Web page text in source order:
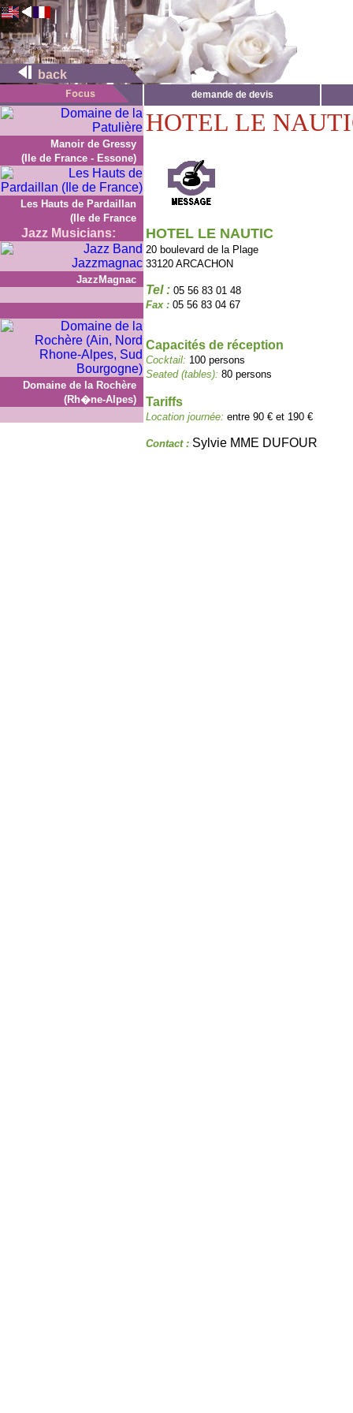
back
demande de devis
Manoir de Gressy
(Ile de France - Essone)
Les Hauts de Pardaillan
(Ile de France
Jazz Musicians:
JazzMagnac
Domaine de la Rochère
(Rh�ne-Alpes)
HOTEL LE
HOTEL LE NAUTIC
20 boulevard de la Plage
33120 ARCACHON
Tel : 05 56 83 01 48
Fax : 05 56 83 04 67
Capacités de réception
Cocktail: 100 persons
Seated (tables): 80 persons
Tariffs
Location journée: entre 90 € et 190 €
Contact : Sylvie MME DUFOUR